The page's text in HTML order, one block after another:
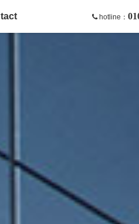
hotline：